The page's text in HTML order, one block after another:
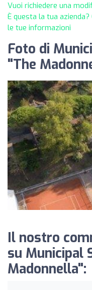
Vuoi richiedere una
È questa la tua
le tue informazioni
Foto di
"The
Il nostro
su Municipal
Madonnella":